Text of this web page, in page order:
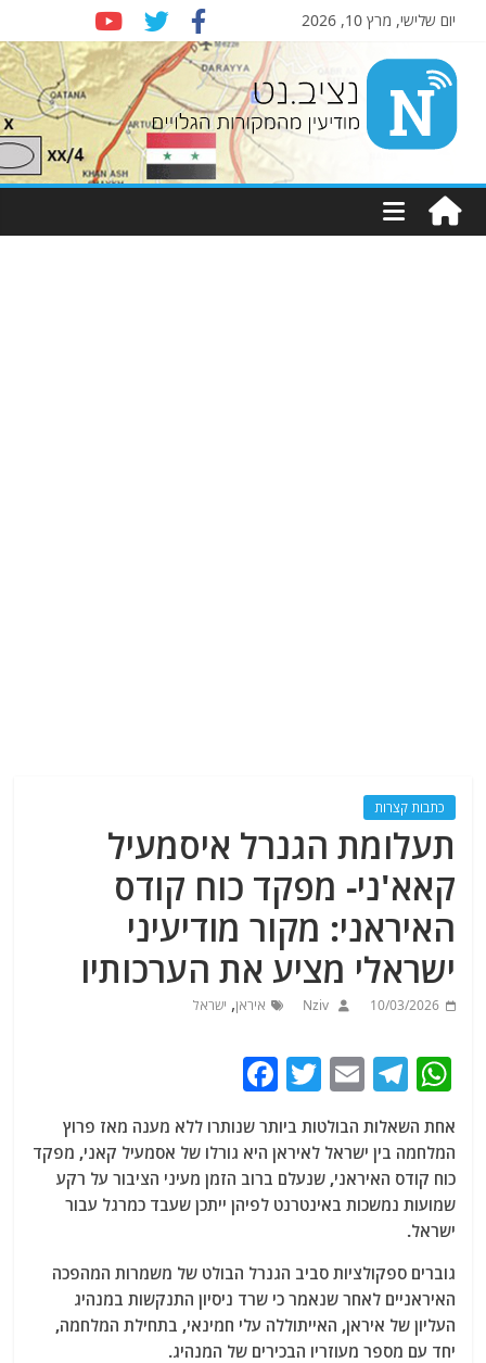
יום שלישי, מרץ 10, 2026
כתבות קצרות
תעלומת הגנרל איסמעיל
קאא'ני- מפקד כוח קודס
האיראני: מקור מודיעיני
ישראלי מציע את הערכותיו
10/03/2026
Nziv איראן ,ישראל
W
at
s
A
p
p
T
el
e
g
ra
E
m
ai
l
T
itt
er
F
c
e
b
o
k
אחת השאלות הבולטות ביותר שנותרו ללא מענה מאז פרוץ
המלחמה בין ישראל לאיראן היא גורלו של אסמעיל קאני, מפקד
כוח קודס האיראני, שנעלם ברוב הזמן מעיני הציבור על רקע
שמועות נמשכות באינטרנט לפיהן ייתכן שעבד כמרגל עבור
ישראל.
גוברים ספקולציות סביב הגנרל הבולט של משמרות המהפכה
האיראניים לאחר שנאמר כי שרד ניסיון התנקשות במנהיג
העליון של איראן, האייתוללה עלי חמינאי, בתחילת המלחמה,
יחד עם מספר מעוזריו הבכירים של המנהיג.